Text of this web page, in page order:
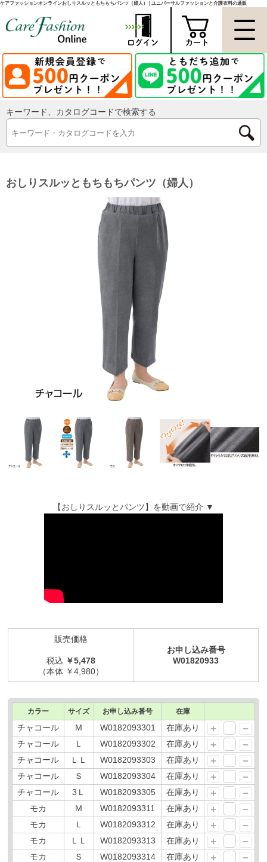
ケアファッションオンラインおしりスルッともちもちパンツ（婦人） | ユニバーサルファッションと介護衣料の通販
キーワード、カタログコードで検索する
おしりスルッともちもちパンツ（婦人）
【おしりスルッとパンツ】を動画で紹介 ▼
販売価格
税込 ￥5,478
（本体 ￥4,980）
お申し込み番号
W01820933
カラー サイズ お申し込み番号 在庫
チャコール Ｍ W0182093301
在庫あり
チャコール
Ｌ W0182093302
在庫あり
チャコール
ＬＬ W0182093303
在庫あり
チャコール
Ｓ W0182093304
在庫あり
チャコール
3Ｌ W0182093305
在庫あり
モカ
Ｍ W0182093311
在庫あり
モカ
Ｌ W0182093312
在庫あり
モカ
ＬＬ W0182093313
在庫あり
モカ
Ｓ W0182093314
在庫あり